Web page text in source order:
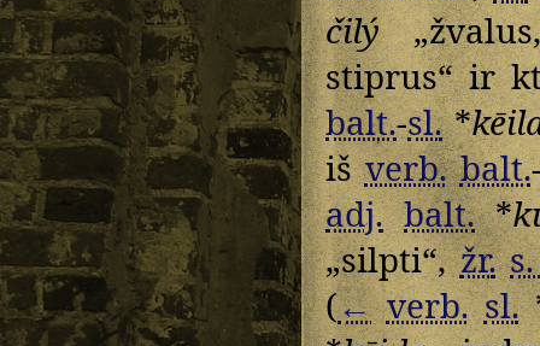
čilý
stiprus“ ir
balt.-sl.*
išverb. balt.
adj. balt.*
„silpti“,žr.
(← verb. sl.